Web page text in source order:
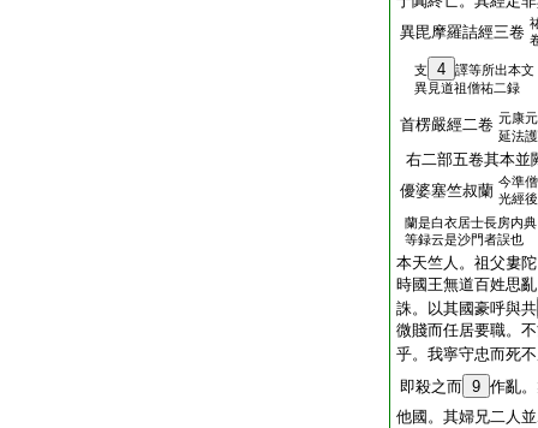
異毘摩羅詰經三卷
支 4
譯等所出本文
異見道祖僧祐二録
首楞嚴經二卷 元康
延法
右二部五卷其本並
優婆塞竺叔蘭 今準
光經
蘭是白衣居士長房内典
等録云是沙門者誤也
本天竺人。祖父婁
時國王無道百姓思
誅。以其國豪呼與共
微賤而任居要職。
乎。我寧守忠而死
即殺之而 9 作亂
他國。其婦兄二人